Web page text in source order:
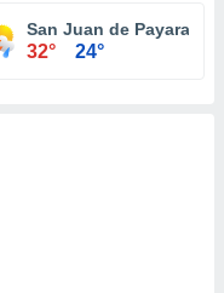
San Juan de Payara
32° 24°